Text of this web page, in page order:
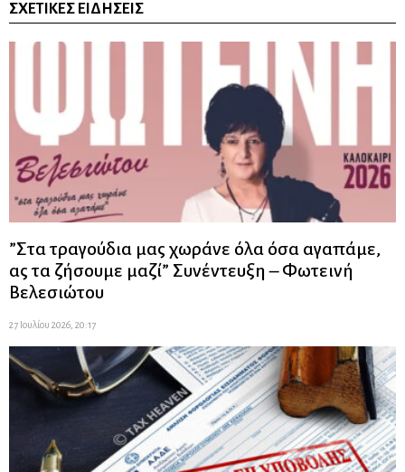
ΣΧΕΤΙΚΈΣ ΕΙΔΉΣΕΙΣ
”Στα τραγούδια μας χωράνε όλα όσα αγαπάμε,
ας τα ζήσουμε μαζί” Συνέντευξη – Φωτεινή
Βελεσιώτου
27 Ιουλίου 2026, 20:17